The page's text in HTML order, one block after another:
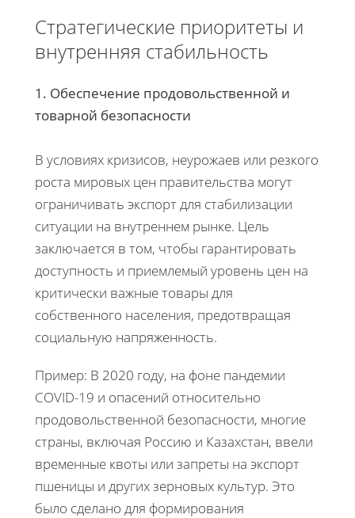
Стратегические приоритеты и
внутренняя стабильность
1. Обеспечение продовольственной и
товарной безопасности
В условиях кризисов, неурожаев или резкого
роста мировых цен правительства могут
ограничивать экспорт для стабилизации
ситуации на внутреннем рынке. Цель
заключается в том, чтобы гарантировать
доступность и приемлемый уровень цен на
критически важные товары для
собственного населения, предотвращая
социальную напряженность.
Пример: В 2020 году, на фоне пандемии
COVID-19 и опасений относительно
продовольственной безопасности, многие
страны, включая Россию и Казахстан, ввели
временные квоты или запреты на экспорт
пшеницы и других зерновых культур. Это
было сделано для формирования